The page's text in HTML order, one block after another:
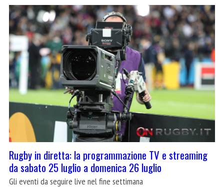
Rugby in diretta: la programmazione TV e streaming
da sabato 25 luglio a domenica 26 luglio
Gli eventi da seguire live nel fine settimana